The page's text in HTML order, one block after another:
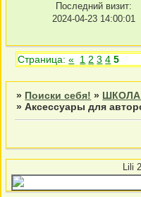
Последний визит:
2024-04-23 14:00:01
Страница:« 1 2 3 4 5
» Поиски себя! » ШКОЛА
»Аксессуары для
Lili